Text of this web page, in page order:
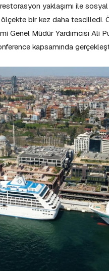
yaklaşımı ile
bir kez daha tescilledi.
Genel Müdür Yardımcısı Ali
kapsamında